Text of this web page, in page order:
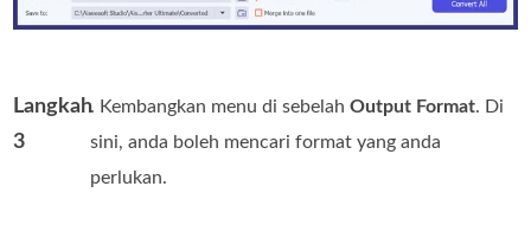
Langkah
3
. Kembangkan menu di sebelahOutput Format. Di
sini, anda boleh mencari format yang anda
perlukan.